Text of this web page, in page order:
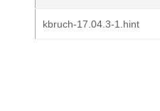
kbruch-17.04.3-1.hint